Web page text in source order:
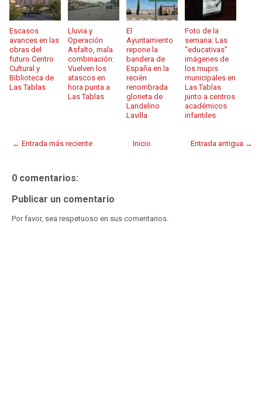
Escasos
avances en las
obras del
futuro Centro
Cultural y
Biblioteca de
Las Tablas
Lluvia y
Operación
Asfalto, mala
combinación:
Vuelven los
atascos en
hora punta a
Las Tablas
El
Ayuntamiento
repone la
bandera de
España en la
recién
renombrada
glorieta de
Landelino
Lavilla
Foto de la
semana: Las
"educativas"
imágenes de
los mupis
municipales en
Las Tablas
junto a centros
académicos
infantiles
← Entrada más reciente Entrada antigua →
Inicio
0 comentarios:
Publicar un comentario
Por favor, sea respetuoso en sus comentarios.